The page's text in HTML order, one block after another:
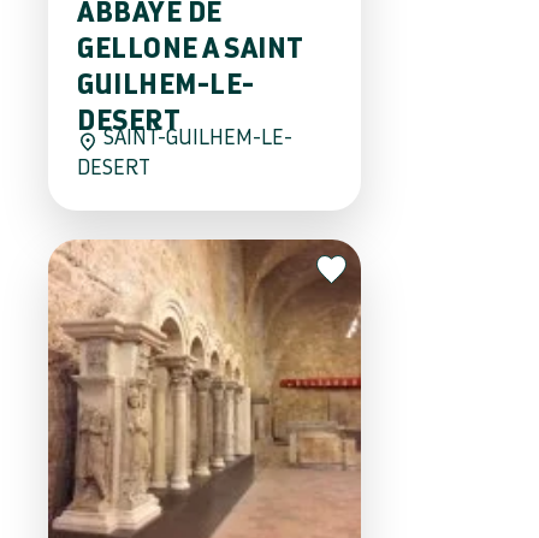
ABBAYE DE
GELLONE A SAINT
GUILHEM-LE-
DESERT
SAINT-GUILHEM-LE-
DESERT